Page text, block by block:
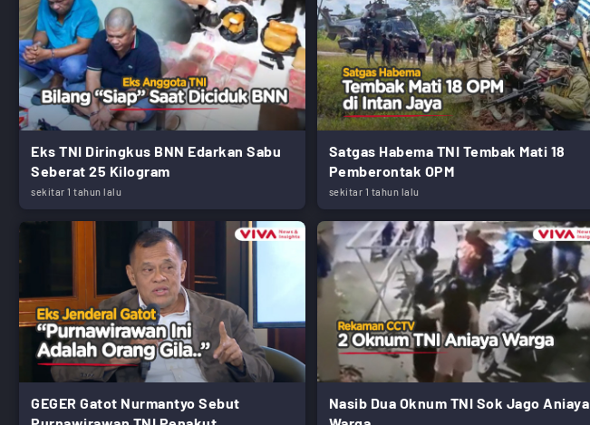
Eks TNI Diringkus BNN Edarkan Sabu
Seberat 25 Kilogram
sekitar 1 tahun lalu
Satgas Habema TNI Tembak Mati 18
Pemberontak OPM
sekitar 1 tahun lalu
GEGER Gatot Nurmantyo Sebut
Nasib Dua Oknum TNI Sok Jago Aniaya